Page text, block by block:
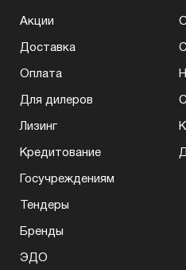
Акции
Доставка
Оплата
Для дилеров
Лизинг
Кредитование
Госучреждениям
Тендеры
Бренды
ЭДО